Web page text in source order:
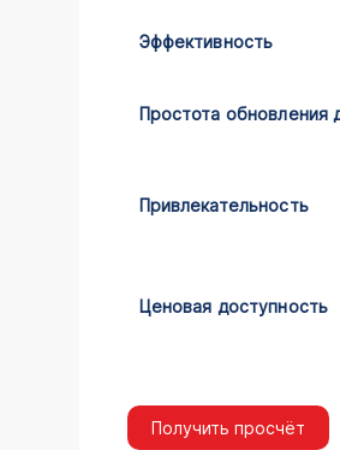
Эффективность
Простота обновления
Привлекательность
Ценовая доступность
Получить просчёт